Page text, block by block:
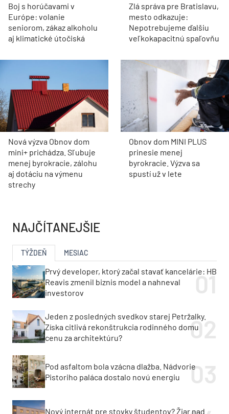
Boj s horúčavami v
Európe: volanie
seniorom, zákaz alkoholu
aj klimatické útočiská
Zlá správa pre Bratislavu,
mesto odkazuje:
Nepotrebujeme ďalšiu
veľkokapacitnú spaľovňu
Nová výzva Obnov dom
mini+ prichádza. Sľubuje
menej byrokracie, zálohu
aj dotáciu na výmenu
strechy
Obnov dom MINI PLUS
prinesie menej
byrokracie. Výzva sa
spustí už v lete
NAJČÍTANEJŠIE
TÝŽDEŇ MESIAC
Prvý developer, ktorý začal stavať kancelárie: HB
Reavis zmenil biznis model a nahneval
investorov
Jeden z posledných svedkov starej Petržalky.
Získa citlivá rekonštrukcia rodinného domu
cenu za architektúru?
Pod asfaltom bola vzácna dlažba. Nádvorie
Pistoriho paláca dostalo novú energiu
Nový internát pre stovky študentov? Žiar nad